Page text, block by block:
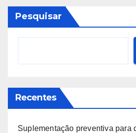
Pesquisar
Recentes
Suplementação preventiva para